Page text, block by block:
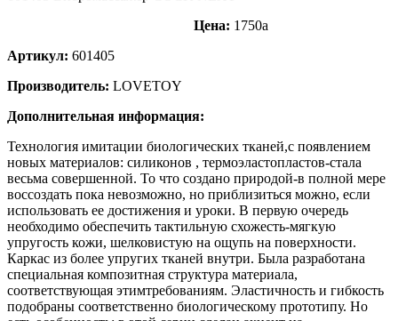
Цена: 1750a
Артикул: 601405
Производитель: LOVETOY
Дополнительная информация:
Технология имитации биологических тканей,с появлением
новых материалов: силиконов , термоэластопластов-стала
весьма совершенной. То что создано природой-в полной мере
воссоздать пока невозможно, но приблизиться можно, если
использовать ее достижения и уроки. В первую очередь
необходимо обеспечить тактильную схожесть-мягкую
упругость кожи, шелковистую на ощупь на поверхности.
Каркас из более упругих тканей внутри. Была разработана
специальная композитная структура материала,
соответствующая этимтребованиям. Эластичность и гибкость
подобраны соответственно биологическому прототипу. Но